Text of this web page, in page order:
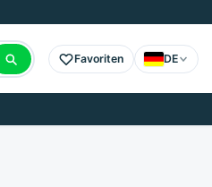
Favoriten DE